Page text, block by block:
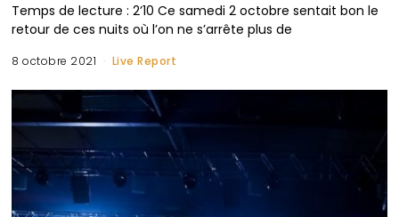
Temps de lecture : 2’10 Ce samedi 2 octobre sentait bon le
retour de ces nuits où l’on ne s’arrête plus de
8 octobre 2021 Live Report